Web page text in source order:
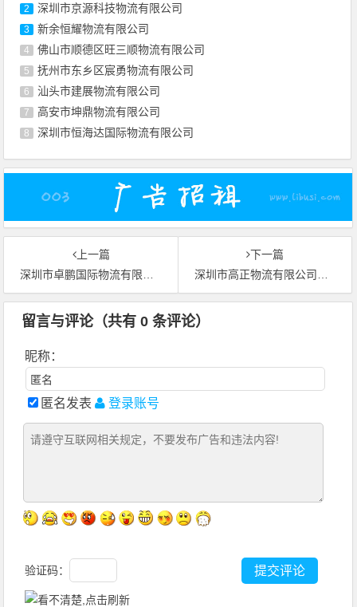
2 深圳市京源科技物流有限公司
3 新余恒耀物流有限公司
4 佛山市顺德区旺三顺物流有限公司
5 抚州市东乡区宸勇物流有限公司
6 汕头市建展物流有限公司
7 高安市坤鼎物流有限公司
8 深圳市恒海达国际物流有限公司
上一篇
深圳市卓鹏国际物流有限公司相关说明
下一篇
深圳市高正物流有限公司相关资料
留言与评论（共有0 条评论）
昵称：
匿名发表 登录账号
验证码：